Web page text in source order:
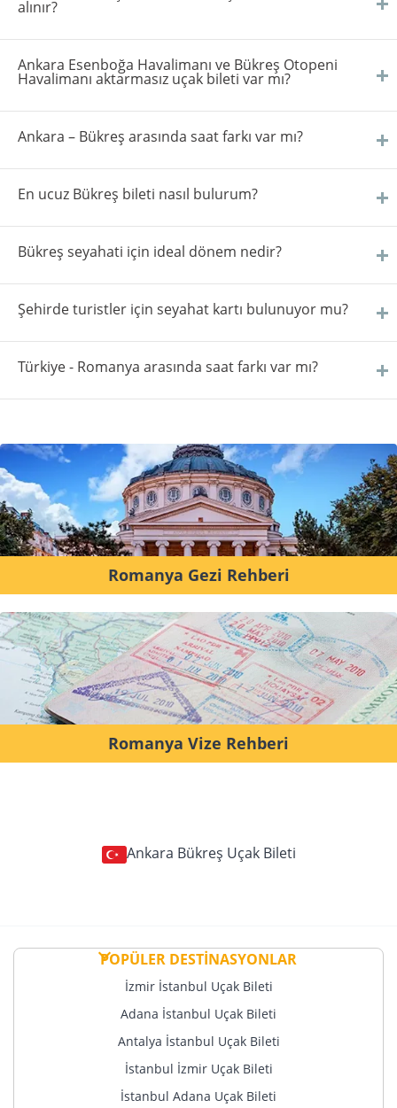
alınır?
Ankara Esenboğa Havalimanı ve Bükreş Otopeni
Havalimanı aktarmasız uçak bileti var mı?
Ankara – Bükreş arasında saat farkı var mı?
En ucuz Bükreş bileti nasıl bulurum?
Bükreş seyahati için ideal dönem nedir?
Şehirde turistler için seyahat kartı bulunuyor mu?
Türkiye - Romanya arasında saat farkı var mı?
Romanya Gezi Rehberi
Romanya Vize Rehberi
Ankara Bükreş Uçak Bileti
POPÜLER DESTİNASYONLAR
İzmir İstanbul Uçak Bileti
Adana İstanbul Uçak Bileti
Antalya İstanbul Uçak Bileti
İstanbul İzmir Uçak Bileti
İstanbul Adana Uçak Bileti